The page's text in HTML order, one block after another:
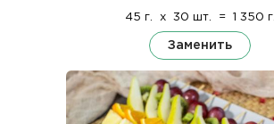
45 г. x 30 шт. = 1 350 г.
Заменить